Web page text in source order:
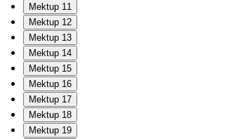
Mektup 11
Mektup 12
Mektup 13
Mektup 14
Mektup 15
Mektup 16
Mektup 17
Mektup 18
Mektup 19